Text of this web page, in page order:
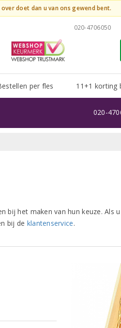
doet dan u van ons gewend bent.
020-4706050
per fles 11+1 korting
020-
bij het maken van hun keuze. Als
bij de klantenservice.